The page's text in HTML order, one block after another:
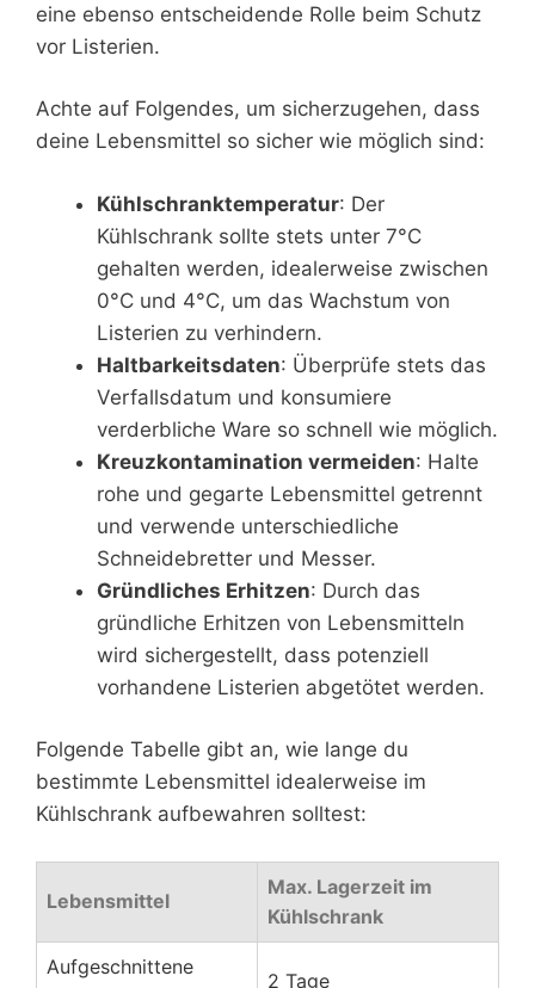
eine ebenso entscheidende Rolle beim Schutz
vor Listerien.
Achte auf Folgendes, um sicherzugehen, dass
deine Lebensmittel so sicher wie möglich sind:
Kühlschranktemperatur: Der
Kühlschrank sollte stets unter 7°C
gehalten werden, idealerweise zwischen
0°C und 4°C, um das Wachstum von
Listerien zu verhindern.
Haltbarkeitsdaten: Überprüfe stets das
Verfallsdatum und konsumiere
verderbliche Ware so schnell wie möglich.
Kreuzkontamination vermeiden: Halte
rohe und gegarte Lebensmittel getrennt
und verwende unterschiedliche
Schneidebretter und Messer.
Gründliches Erhitzen: Durch das
gründliche Erhitzen von Lebensmitteln
wird sichergestellt, dass potenziell
vorhandene Listerien abgetötet werden.
Folgende Tabelle gibt an, wie lange du
bestimmte Lebensmittel idealerweise im
Kühlschrank aufbewahren solltest:
Lebensmittel
Max. Lagerzeit im
Kühlschrank
Aufgeschnittene
2 Tage